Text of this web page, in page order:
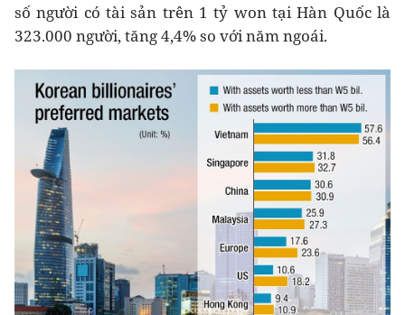
số người có tài sản trên 1 tỷ won tại Hàn Quốc là
323.000 người, tăng 4,4% so với năm ngoái.